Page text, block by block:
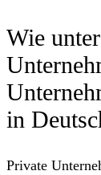
Wie
in
Private